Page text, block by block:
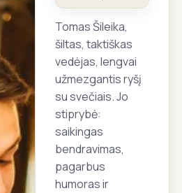
Tomas Šileika,
šiltas, taktiškas
vedėjas, lengvai
užmezgantis ryšį
su svečiais. Jo
stiprybė:
saikingas
bendravimas,
pagarbus
humoras ir